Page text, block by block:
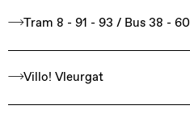
Tram 8 - 91 - 93 / Bus 38 - 60
Villo! Vleurgat